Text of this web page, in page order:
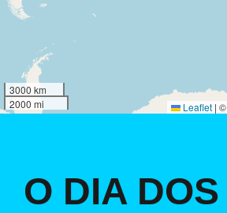
3000 km
2000 mi
Leaflet | ©
O DIA DOS